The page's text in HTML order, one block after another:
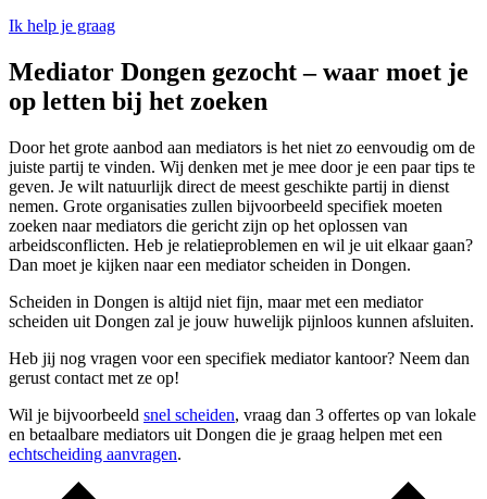
Ik help je graag
Mediator Dongen gezocht – waar moet je
op letten bij het zoeken
Door het grote aanbod aan mediators is het niet zo eenvoudig om de
juiste partij te vinden. Wij denken met je mee door je een paar tips te
geven. Je wilt natuurlijk direct de meest geschikte partij in dienst
nemen. Grote organisaties zullen bijvoorbeeld specifiek moeten
zoeken naar mediators die gericht zijn op het oplossen van
arbeidsconflicten. Heb je relatieproblemen en wil je uit elkaar gaan?
Dan moet je kijken naar een mediator scheiden in Dongen.
Scheiden in Dongen is altijd niet fijn, maar met een mediator
scheiden uit Dongen zal je jouw huwelijk pijnloos kunnen afsluiten.
Heb jij nog vragen voor een specifiek mediator kantoor? Neem dan
gerust contact met ze op!
Wil je bijvoorbeeld snel scheiden, vraag dan 3 offertes op van lokale
en betaalbare mediators uit Dongen die je graag helpen met een
echtscheiding aanvragen.